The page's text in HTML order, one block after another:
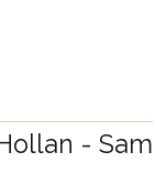
- Sam